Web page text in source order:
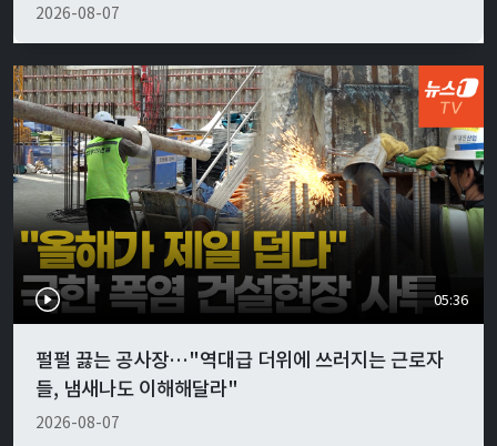
2026-08-07
05:36
펄펄 끓는 공사장…"역대급 더위에 쓰러지는 근로자
들, 냄새나도 이해해달라"
2026-08-07